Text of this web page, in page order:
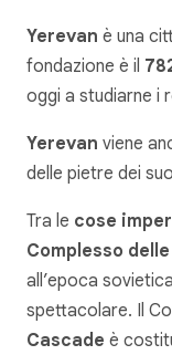
Yerevan è una
fondazione è il
oggi a studiarne i
Yerevan viene
delle pietre dei
Tra le cose
Complesso
all’epoca
spettacolare. Il
Cascade è